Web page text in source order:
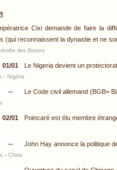
Cixi demande de faire la
(qui reconnaissent la dynastie et ne
des Boxers
01/01 Le Nigeria devient un
- Nigéria
-- Le Code civil allemand (BGB=
02/01 Poincaré est élu membre
-- John Hay annonce la politique
- Chine